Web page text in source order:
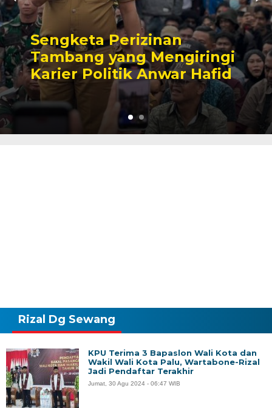
Sengketa Perizinan
Tambang yang Mengiringi
Karier Politik Anwar Hafid
Rizal Dg Sewang
KPU Terima 3 Bapaslon Wali Kota dan
Wakil Wali Kota Palu, Wartabone-Rizal
Jadi Pendaftar Terakhir
Jumat, 30 Agu 2024 - 06:47 WIB